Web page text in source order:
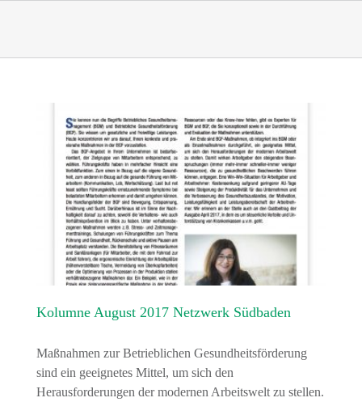
Kolumne August 2017 Netzwerk Südbaden
Maßnahmen zur Betrieblichen Gesundheitsförderung
sind ein geeignetes Mittel, um sich den
Herausforderungen der modernen Arbeitswelt zu stellen.